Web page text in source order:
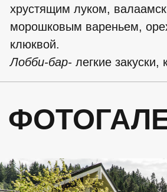
+7
Оставить заявку
Нажимая на кнопку вы даёте своё согласие на